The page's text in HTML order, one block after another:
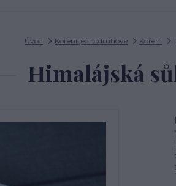
Úvod Koření jednodruhové Koření
Himalájská